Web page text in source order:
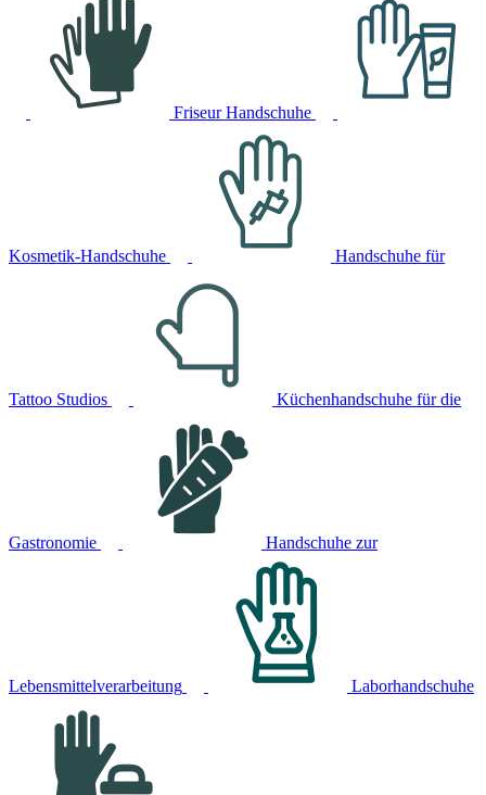
Friseur Handschuhe
Kosmetik-Handschuhe Handschuhe für
Tattoo Studios Küchenhandschuhe für die
Gastronomie Handschuhe zur
Lebensmittelverarbeitung Laborhandschuhe